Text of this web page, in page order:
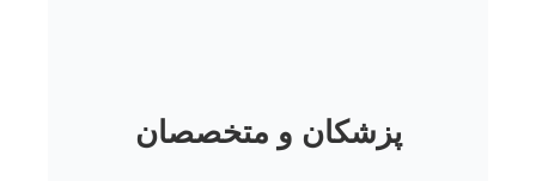
پزشکان و متخصصان